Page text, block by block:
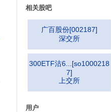
相关股吧
广百股份[002187]
深交所
300ETF沽6... [so1000218
7]
上交所
用户